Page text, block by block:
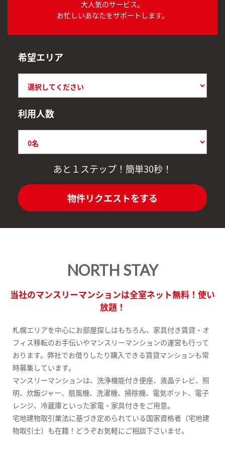
大人気のサービス。
お忙しいあなたをサポートします。
希望エリア
利用人数
あと１ステップ！簡単30秒！
物件リクエストをする
NORTH STAY
当社のマンスリーマンションは全室ネット無料！使い
放題！
札幌エリアを中心にお部屋探しはもちろん、家具付き賃貸・オ
フィス移転のお手伝いやマンスリーマンションの運営も行って
おります。弊社でお借りしたり購入できる賃貸マンションも常
時募集しています。
マンスリーマンションは、洗浄機能付き便座、液晶テレビ、照
明、炊飯ジャー、扇風機、洗濯機、掃除機、電気ポット、電子
レンジ、冷蔵庫といった家電・家具付きをご用意。
宅地建物取引業法に基づき定められている国家資格者（宅地建
物取引士）も在籍！どうぞお気軽にご相談下さいませ。